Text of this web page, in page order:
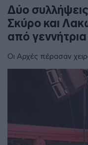
Δύο
Σκύρο και
από
Οι Αρχές πέρασαν